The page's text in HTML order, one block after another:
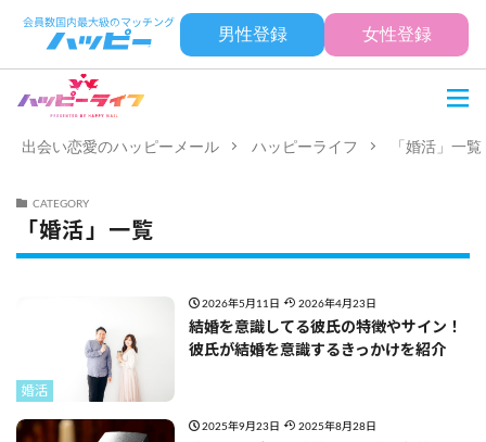
男性登録 女性登録
出会い恋愛のハッピーメール ハッピーライフ 「婚活」一覧
CATEGORY
「婚活」一覧
婚活
2026年5月11日 2026年4月23日
結婚を意識してる彼氏の特徴やサイン！
彼氏が結婚を意識するきっかけを紹介
2025年9月23日 2025年8月28日